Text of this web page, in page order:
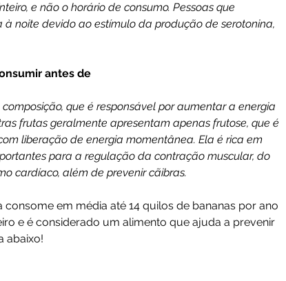
e não o horário de consumo. Pessoas que
noite devido ao estímulo da produção de serotonina,
antes de
que é responsável por aumentar a energia
frutas geralmente apresentam apenas frutose, que é
liberação de energia momentânea. Ela é rica em
para a regulação da contração muscular, do
cardíaco, além de prevenir cãibras.
em média até 14 quilos de bananas por ano
e é considerado um alimento que ajuda a prevenir
abaixo!